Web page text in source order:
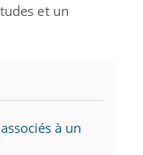
et un
à un